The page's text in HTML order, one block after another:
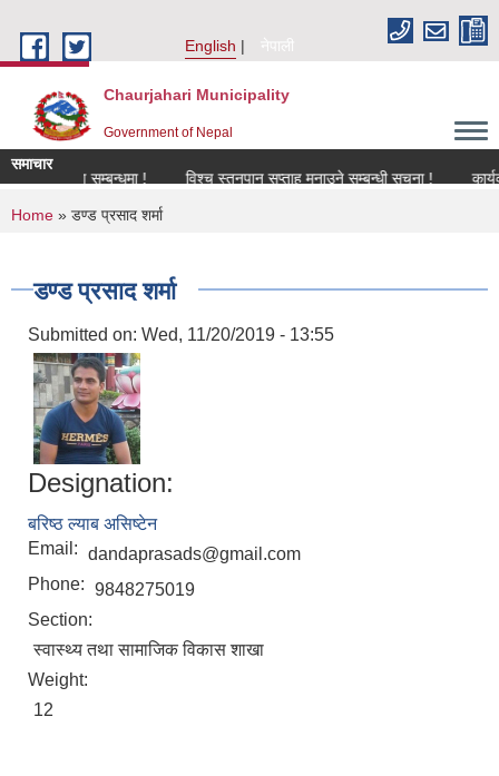
English
नेपाली
Chaurjahari Municipality
Government of Nepal
समाचार
नविकरण सम्बन्धमा !
विश्च स्तनपान सप्ताह मनाउने सम्बन्धी सूचना !
You are here
Home » डण्ड प्रसाद शर्मा
डण्ड प्रसाद शर्मा
Submitted on: Wed, 11/20/2019 - 13:55
Designation:
बरिष्ठ ल्याब असिष्टेन
Email: dandaprasads@gmail.com
Phone: 9848275019
Section:
स्वास्थ्य तथा सामाजिक विकास शाखा
Weight:
12